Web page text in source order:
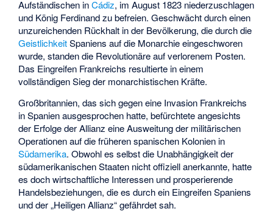
Aufständischen inCádiz, im August 1823 niederzuschlagen
und König Ferdinand zu befreien. Geschwächt durch einen
unzureichenden Rückhalt in der Bevölkerung, die durch die
GeistlichkeitSpaniens auf die Monarchie eingeschworen
wurde, standen die Revolutionäre auf verlorenem Posten.
Das Eingreifen Frankreichs resultierte in einem
vollständigen Sieg der monarchistischen Kräfte.
Großbritannien, das sich gegen eine Invasion Frankreichs
in Spanien ausgesprochen hatte, befürchtete angesichts
der Erfolge der Allianz eine Ausweitung der militärischen
Operationen auf die früheren spanischen Kolonien in
Südamerika. Obwohl es selbst die Unabhängigkeit der
südamerikanischen Staaten nicht offiziell anerkannte, hatte
es doch wirtschaftliche Interessen und prosperierende
Handelsbeziehungen, die es durch ein Eingreifen Spaniens
und der „Heiligen Allianz“ gefährdet sah.